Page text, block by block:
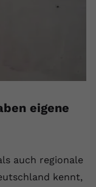
eigene
auch regionale
kennt,